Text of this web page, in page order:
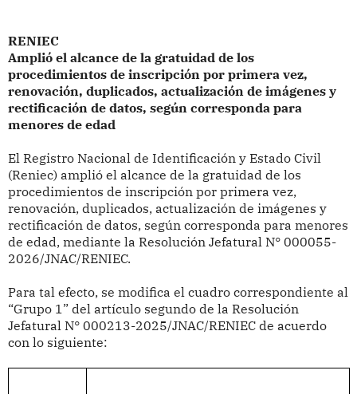
RENIEC
Amplió el alcance de la gratuidad de los
procedimientos de inscripción por primera vez,
renovación, duplicados, actualización de imágenes y
rectificación de datos, según corresponda para
menores de edad
El Registro Nacional de Identificación y Estado Civil
(Reniec) amplióel alcance de la gratuidad de los
procedimientos de inscripción por primera vez,
renovación, duplicados, actualización de imágenes y
rectificación de datos, según corresponda para menores
de edad, mediante la Resolución Jefatural N° 000055-
2026/JNAC/RENIEC.
Para tal efecto, se modifica el cuadro correspondiente al
“Grupo 1” del artículo segundo de la Resolución
Jefatural N° 000213-2025/JNAC/RENIEC de acuerdo
con lo siguiente: